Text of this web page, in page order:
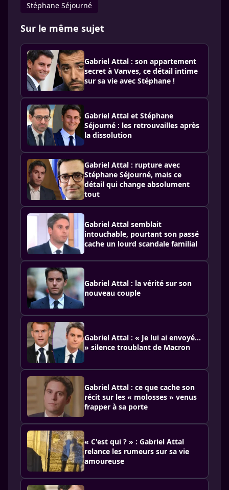
Stéphane Séjourné
Sur le même sujet
Gabriel Attal : son appartement
secret à Vanves, ce détail intime
sur sa vie avec Stéphane !
Gabriel Attal et Stéphane
Séjourné : les retrouvailles après
la dissolution
Gabriel Attal : rupture avec
Stéphane Séjourné, mais ce
détail qui change absolument
tout
Gabriel Attal semblait
intouchable, pourtant son passé
cache un lourd scandale familial
Gabriel Attal : la vérité sur son
nouveau couple
Gabriel Attal : « Je lui ai envoyé…
» silence troublant de Macron
Gabriel Attal : ce que cache son
récit sur les « molosses » venus
frapper à sa porte
« C'est qui ? » : Gabriel Attal
relance les rumeurs sur sa vie
amoureuse